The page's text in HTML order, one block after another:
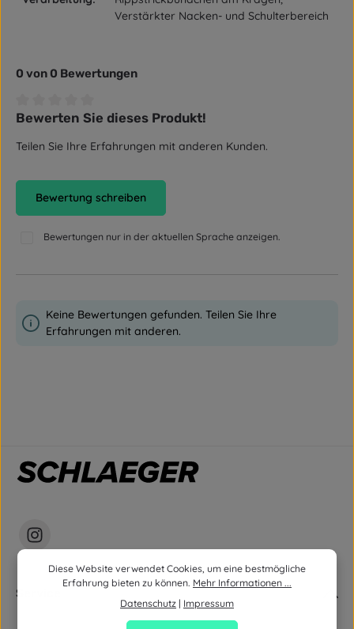
Verstärkter Nacken- und Schulterbereich
0 von 0 Bewertungen
Durchschnittliche Bewertung von 0 von 5 Sternen
Bewerten Sie dieses Produkt!
Teilen Sie Ihre Erfahrungen mit anderen Kunden.
Bewertung schreiben
Bewertungen nur in der aktuellen Sprache anzeigen.
Keine Bewertungen gefunden. Teilen Sie Ihre
Erfahrungen mit anderen.
Service
Diese Website verwendet Cookies, um eine bestmögliche
Erfahrung bieten zu können. Mehr Informationen ...
Datenschutz | Impressum